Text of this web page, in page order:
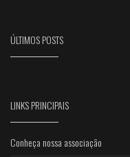
ÚLTIMOS POSTS
LINKS PRINCIPAIS
Conheça nossa associação